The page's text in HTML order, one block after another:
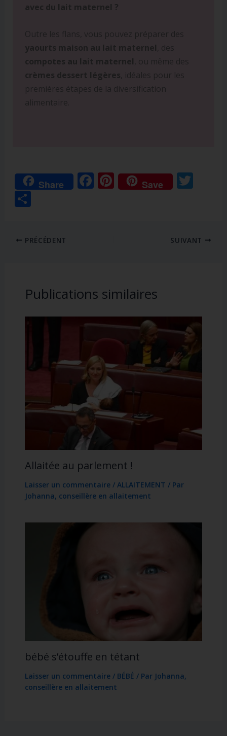
avec du lait maternel ?
Outre les flans, vous pouvez préparer des
yaourts maison au lait maternel , des
compotes au lait maternel , ou même des
crèmes dessert légères , idéales pour les
premières étapes de la diversification
alimentaire.
Share F Pi
nt
Save T
P
ta
g
PRÉCÉDENT SUIVANT
Publications similaires
Allaitée au parlement !
Laisser un commentaire / ALLAITEMENT / Par
Johanna, conseillère en allaitement
bébé s’étouffe en tétant
Laisser un commentaire / BÉBÉ / Par Johanna,
conseillère en allaitement